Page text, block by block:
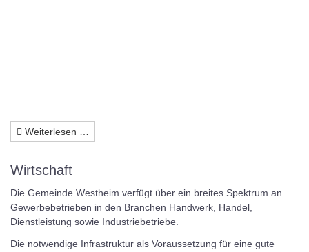
Weiterlesen …
Wirtschaft
Die Gemeinde Westheim verfügt über ein breites Spektrum an
Gewerbebetrieben in den Branchen Handwerk, Handel,
Dienstleistung sowie Industriebetriebe.
Die notwendige Infrastruktur als Voraussetzung für eine gute